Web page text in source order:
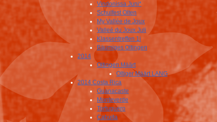
Vindonissa Juni*
Schulfest Olten
My Vallée de Joux
Valleé du Joux Juli
Klassentreffen 1i
Bäumiges Oltingen
2014
Oltingen Määrt
Oltiger Määrt LANG
2014 Costa Rica
Guanacaste
Monteverde
Tortuguero
Cahuita